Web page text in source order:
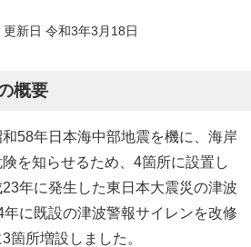
新日 令和3年3月18日
概要
58年日本海中部地震を機に、海岸
を知らせるため、4箇所に設置し
年に発生した東日本大震災の津波
に既設の津波警報サイレンを改修
箇所増設しました。